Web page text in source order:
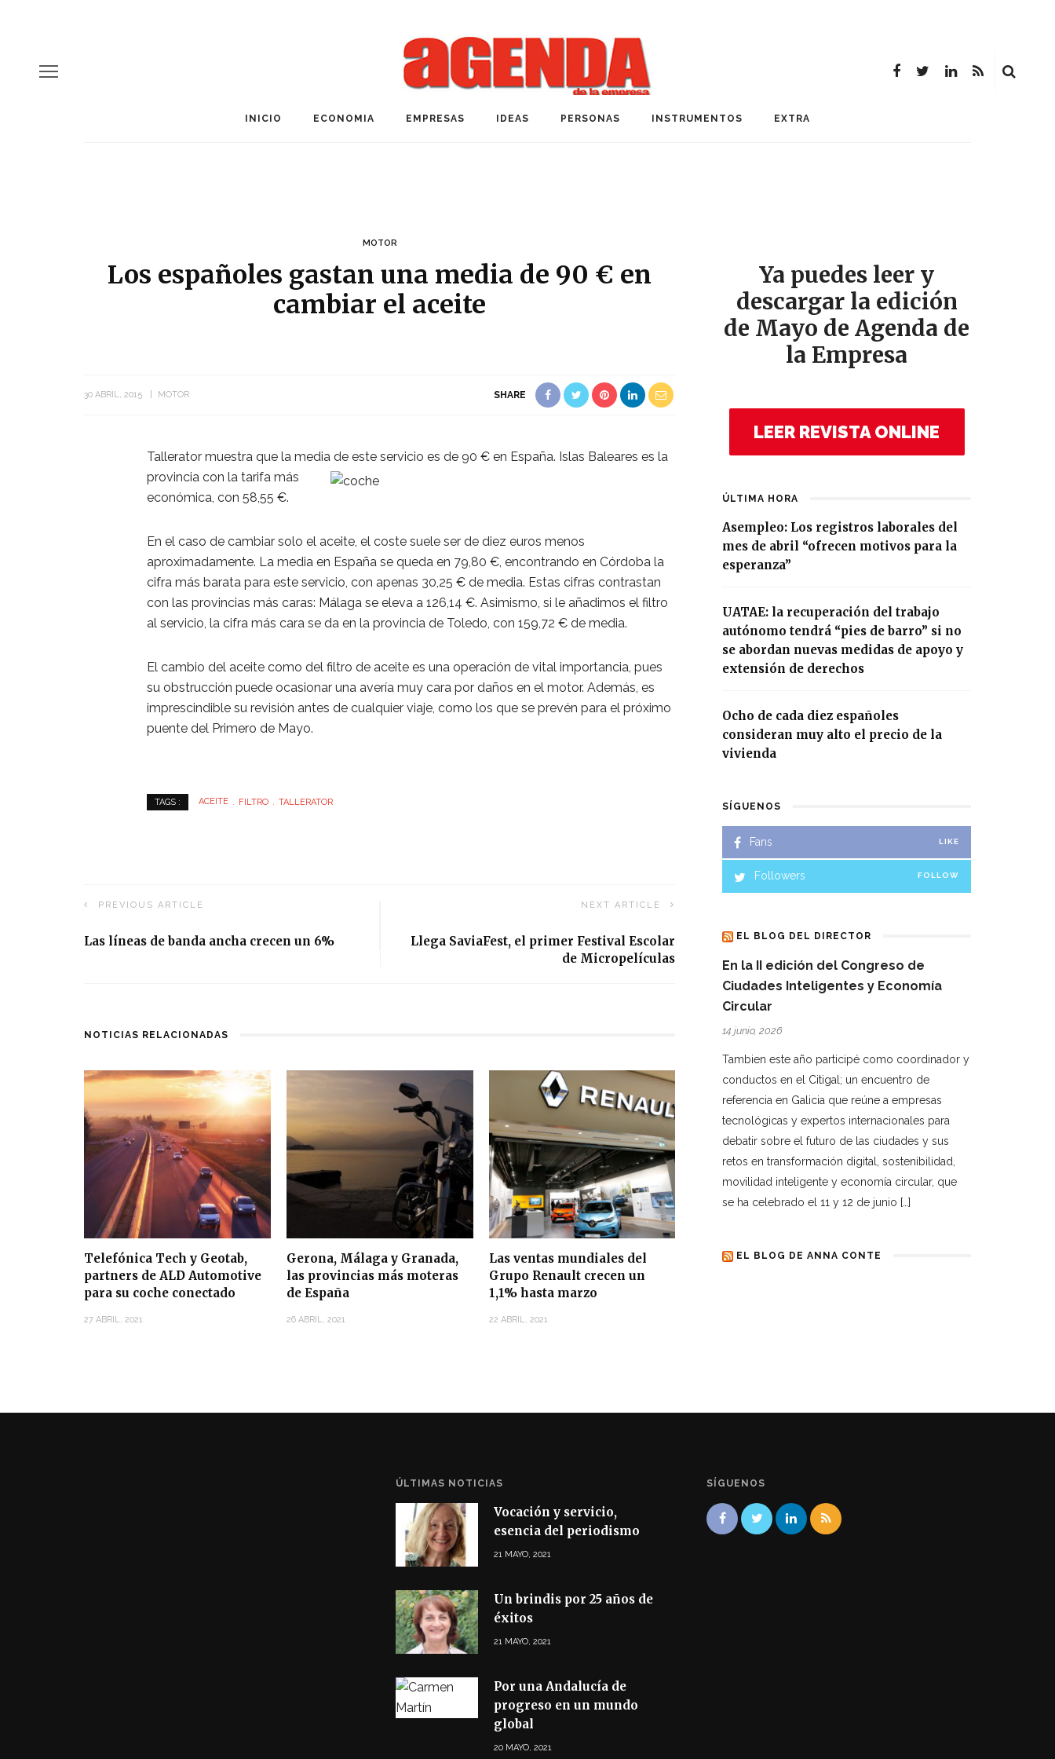
INICIO ECONOMIA EMPRESAS IDEAS PERSONAS INSTRUMENTOS EXTRA
MOTOR
Los españoles gastan una media de 90 € en
cambiar el aceite
30 ABRIL, 2015 MOTOR SHARE
Tallerator muestra que la media de este servicio es de 90 € en España. Islas Baleares es la
provincia con la tarifa más
económica, con 58,55 €.
En el caso de cambiar solo el aceite, el coste suele ser de diez euros menos
aproximadamente. La media en España se queda en 79,80 €, encontrando en Córdoba la
cifra más barata para este servicio, con apenas 30,25 € de media. Estas cifras contrastan
con las provincias más caras: Málaga se eleva a 126,14 €. Asimismo, si le añadimos el filtro
al servicio, la cifra más cara se da en la provincia de Toledo, con 159,72 € de media.
El cambio del aceite como del filtro de aceite es una operación de vital importancia, pues
su obstrucción puede ocasionar una avería muy cara por daños en el motor. Además, es
imprescindible su revisión antes de cualquier viaje, como los que se prevén para el próximo
puente del Primero de Mayo.
TAGS : ACEITE FILTRO TALLERATOR
PREVIOUS ARTICLE
Las líneas de banda ancha crecen un 6%
NEXT ARTICLE
Llega SaviaFest, el primer Festival Escolar
de Micropelículas
NOTICIAS RELACIONADAS
Telefónica Tech y Geotab,
partners de ALD Automotive
para su coche conectado
27 ABRIL, 2021
Gerona, Málaga y Granada,
las provincias más moteras
de España
26 ABRIL, 2021
Las ventas mundiales del
Grupo Renault crecen un
1,1% hasta marzo
22 ABRIL, 2021
Ya puedes leer y
descargar la edición
de Mayo de Agenda de
la Empresa
LEER REVISTA ONLINE
ÚLTIMA HORA
Asempleo: Los registros laborales del
mes de abril “ofrecen motivos para la
esperanza”
UATAE: la recuperación del trabajo
autónomo tendrá “pies de barro” si no
se abordan nuevas medidas de apoyo y
extensión de derechos
Ocho de cada diez españoles
consideran muy alto el precio de la
vivienda
SÍGUENOS
Fans LIKE
Followers FOLLOW
EL BLOG DEL DIRECTOR
En la II edición del Congreso de
Ciudades Inteligentes y Economía
Circular
14 junio, 2026
Tambien este año participé como coordinador y
conductos en el Citigal; un encuentro de
referencia en Galicia que reúne a empresas
tecnológicas y expertos internacionales para
debatir sobre el futuro de las ciudades y sus
retos en transformación digital, sostenibilidad,
movilidad inteligente y economía circular, que
se ha celebrado el 11 y 12 de junio […]
EL BLOG DE ANNA CONTE
ÚLTIMAS NOTICIAS
Vocación y servicio,
esencia del periodismo
21 MAYO, 2021
Un brindis por 25 años de
éxitos
21 MAYO, 2021
Por una Andalucía de
progreso en un mundo
global
20 MAYO, 2021
SÍGUENOS